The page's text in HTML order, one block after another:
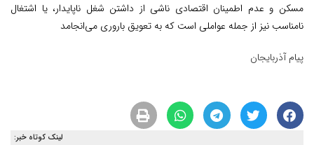
مسکن و عدم اطمینان اقتصادی ناشی از داشتن شغل ناپایدار، یا اشتغال
نامناسب نیز از جمله عواملی است که به تعویق باروری می‌انجامد
پیام آذربایجان
لینک کوتاه خبر: